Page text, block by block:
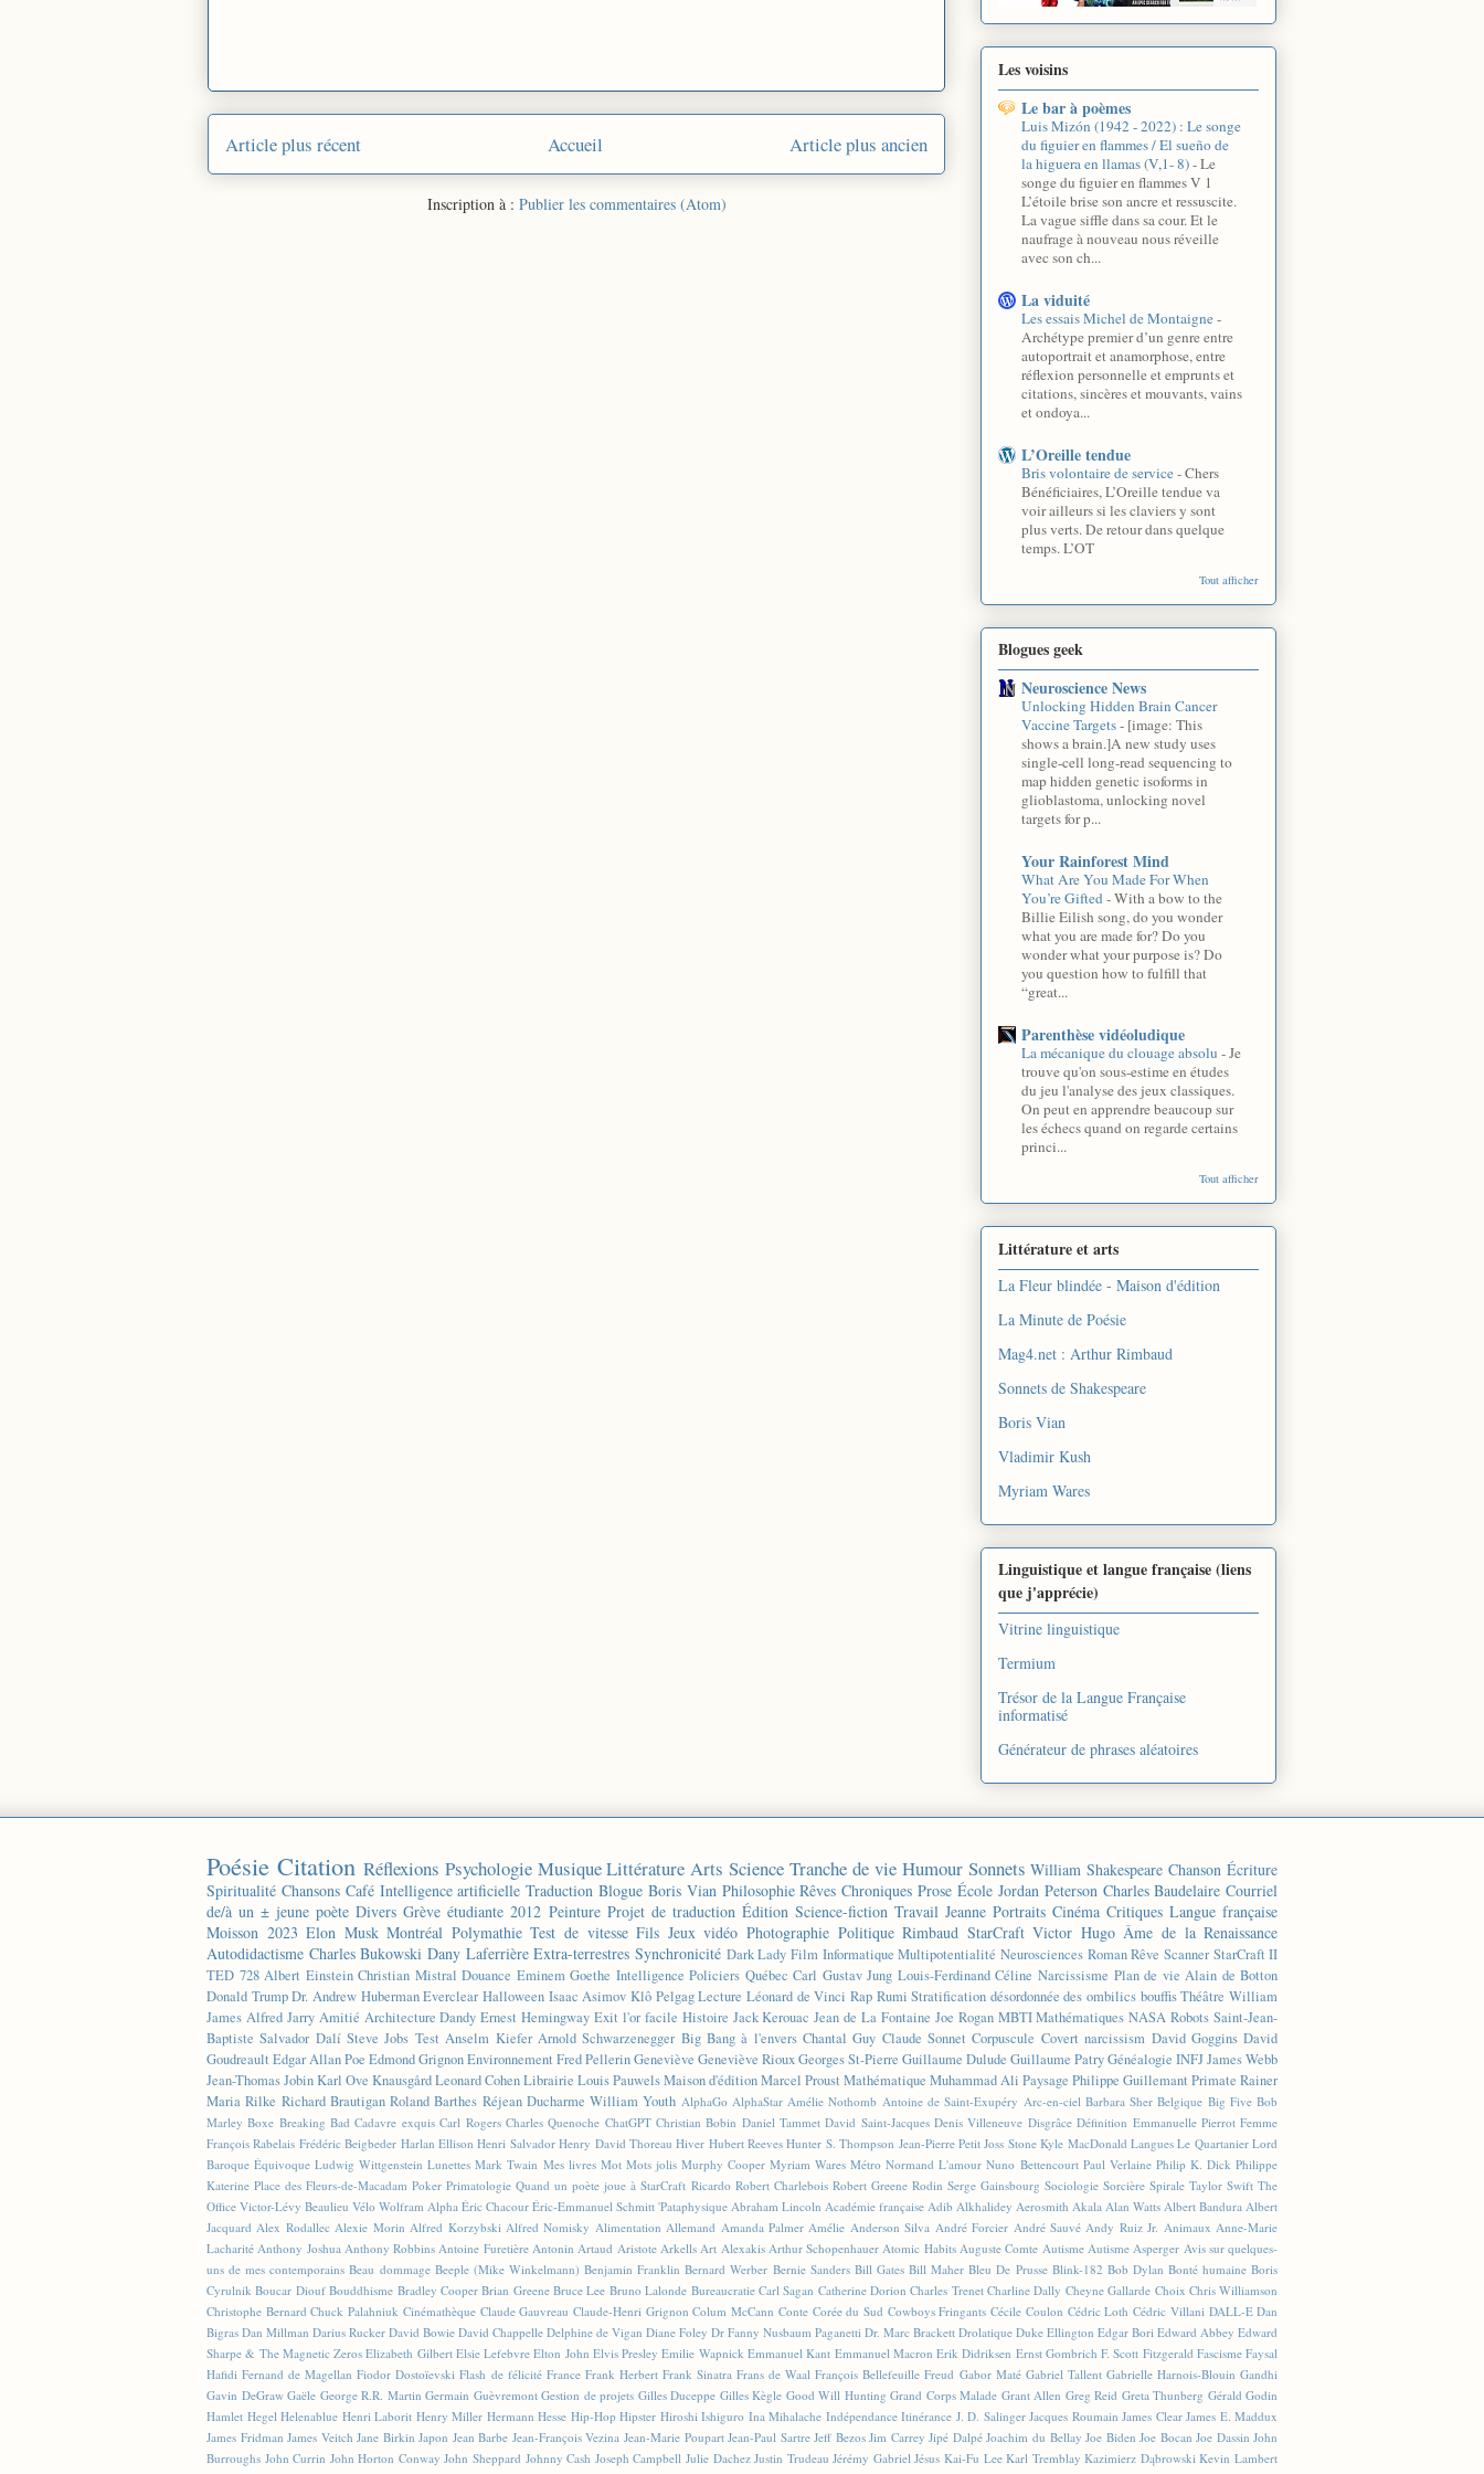
Article plus récent Article plus ancien
Accueil
Inscription à : Publier les commentaires (Atom)
Les voisins
Le bar à poèmes
Luis Mizón (1942 - 2022) : Le songe
du figuier en flammes / El sueño de
la higuera en llamas (V,1- 8)-Le
songe du figuier en flammes V 1
L’étoile brise son ancre et ressuscite.
La vague siffle dans sa cour. Et le
naufrage à nouveau nous réveille
avec son ch...
La viduité
Les essais Michel de Montaigne-
Archétype premier d’un genre entre
autoportrait et anamorphose, entre
réflexion personnelle et emprunts et
citations, sincères et mouvants, vains
et ondoya...
L’Oreille tendue
Bris volontaire de service-Chers
Bénéficiaires, L’Oreille tendue va
voir ailleurs si les claviers y sont
plus verts. De retour dans quelque
temps. L’OT
Tout afficher
Blogues geek
Neuroscience News
Unlocking Hidden Brain Cancer
Vaccine Targets- [image: This
shows a brain.]A new study uses
single-cell long-read sequencing to
map hidden genetic isoforms in
glioblastoma, unlocking novel
targets for p...
Your Rainforest Mind
What Are You Made For When
You’re Gifted-With a bow to the
Billie Eilish song, do you wonder
what you are made for? Do you
wonder what your purpose is? Do
you question how to fulfill that
“great...
Parenthèse vidéoludique
La mécanique du clouage absolu -Je
trouve qu'on sous-estime en études
du jeu l'analyse des jeux classiques.
On peut en apprendre beaucoup sur
les échecs quand on regarde certains
princi...
Tout afficher
Littérature et arts
La Fleur blindée - Maison d'édition
La Minute de Poésie
Mag4.net : Arthur Rimbaud
Sonnets de Shakespeare
Boris Vian
Vladimir Kush
Myriam Wares
Linguistique et langue française (liens
que j'apprécie)
Vitrine linguistique
Termium
Trésor de la Langue Française
informatisé
Générateur de phrases aléatoires
Poésie Citation Réflexions Psychologie Musique Littérature Arts Science Tranche de vie Humour Sonnets William Shakespeare Chanson Écriture
Spiritualité Chansons Café Intelligence artificielle Traduction Blogue Boris Vian Philosophie Rêves Chroniques Prose École Jordan Peterson Charles Baudelaire Courriel
de/à un ± jeune poète Divers Grève étudiante 2012 Peinture Projet de traduction Édition Science-fiction Travail Jeanne Portraits Cinéma Critiques Langue française
Moisson 2023 Elon Musk Montréal Polymathie Test de vitesse Fils Jeux vidéo Photographie Politique Rimbaud StarCraft Victor Hugo Âme de la Renaissance
Autodidactisme Charles Bukowski Dany Laferrière Extra-terrestres Synchronicité Dark Lady Film Informatique Multipotentialité Neurosciences Roman Rêve Scanner StarCraft II
TED 728 Albert Einstein Christian Mistral Douance Eminem Goethe Intelligence Policiers Québec Carl Gustav Jung Louis-Ferdinand Céline Narcissisme Plan de vie Alain de Botton
Donald Trump Dr. Andrew Huberman Everclear Halloween Isaac Asimov Klô Pelgag Lecture Léonard de Vinci Rap Rumi Stratification désordonnée des ombilics bouffis Théâtre William
James Alfred Jarry Amitié Architecture Dandy Ernest Hemingway Exit l'or facile Histoire Jack Kerouac Jean de La Fontaine Joe Rogan MBTI Mathématiques NASA Robots Saint-Jean-
Baptiste Salvador Dalí Steve Jobs Test Anselm Kiefer Arnold Schwarzenegger Big Bang à l'envers Chantal Guy Claude Sonnet Corpuscule Covert narcissism David Goggins David
Goudreault Edgar Allan Poe Edmond GrignonEnvironnement Fred PellerinGeneviève Geneviève RiouxGeorges St-Pierre Guillaume Dulude Guillaume PatryGénéalogie INFJJames Webb
Jean-Thomas JobinKarl Ove KnausgårdLeonard CohenLibrairie Louis PauwelsMaison d'éditionMarcel Proust Mathématique Muhammad Ali Paysage Philippe Guillemant Primate Rainer
Maria Rilke Richard Brautigan Roland Barthes Réjean Ducharme William Youth AlphaGo AlphaStar Amélie Nothomb Antoine de Saint-Exupéry Arc-en-ciel Barbara Sher Belgique Big Five Bob
Marley Boxe Breaking Bad Cadavre exquis Carl Rogers Charles Quenoche ChatGPT Christian Bobin Daniel Tammet David Saint-Jacques Denis Villeneuve Disgrâce Définition Emmanuelle Pierrot Femme
François Rabelais Frédéric Beigbeder Harlan Ellison Henri Salvador Henry David Thoreau Hiver Hubert Reeves Hunter S. Thompson Jean-Pierre Petit Joss Stone Kyle MacDonald Langues Le Quartanier Lord
Baroque Équivoque Ludwig Wittgenstein Lunettes Mark Twain Mes livres Mot Mots jolis Murphy Cooper Myriam Wares Métro Normand L'amour Nuno Bettencourt Paul Verlaine Philip K. Dick Philippe
Katerine Place des Fleurs-de-Macadam Poker Primatologie Quand un poète joue à StarCraft Ricardo Robert Charlebois Robert Greene Rodin Serge Gainsbourg Sociologie Sorcière Spirale Taylor Swift The
Office Victor-Lévy Beaulieu Vélo Wolfram Alpha Éric Chacour Éric-Emmanuel Schmitt 'Pataphysique Abraham Lincoln Académie française Adib Alkhalidey Aerosmith Akala Alan Watts Albert Bandura Albert
Jacquard Alex Rodallec Alexie Morin Alfred Korzybski Alfred Nomisky Alimentation Allemand Amanda Palmer Amélie Anderson Silva André Forcier André Sauvé Andy Ruiz Jr. Animaux Anne-Marie
Lacharité Anthony Joshua Anthony Robbins Antoine Furetière Antonin Artaud Aristote Arkells Art Alexakis Arthur Schopenhauer Atomic Habits Auguste Comte Autisme Autisme Asperger Avis sur quelques-
uns de mes contemporains Beau dommage Beeple (Mike Winkelmann) Benjamin Franklin Bernard Werber Bernie Sanders Bill Gates Bill Maher Bleu De Prusse Blink-182 Bob Dylan Bonté humaine Boris
Cyrulnik Boucar Diouf Bouddhisme Bradley Cooper Brian Greene Bruce Lee Bruno Lalonde Bureaucratie Carl Sagan Catherine Dorion Charles Trenet Charline Dally Cheyne Gallarde Choix Chris Williamson
Christophe Bernard Chuck Palahniuk Cinémathèque Claude Gauvreau Claude-Henri Grignon Colum McCann Conte Corée du Sud Cowboys Fringants Cécile Coulon Cédric Loth Cédric Villani DALL-E Dan
Bigras Dan Millman Darius Rucker David Bowie David Chappelle Delphine de Vigan Diane Foley Dr Fanny Nusbaum Paganetti Dr. Marc Brackett Drolatique Duke Ellington Edgar Bori Edward Abbey Edward
Sharpe & The Magnetic Zeros Elizabeth Gilbert Elsie Lefebvre Elton John Elvis Presley Emilie Wapnick Emmanuel Kant Emmanuel Macron Erik Didriksen Ernst Gombrich F. Scott Fitzgerald Fascisme Faysal
Hafidi Fernand de Magellan Fiodor Dostoïevski Flash de félicité France Frank Herbert Frank Sinatra Frans de Waal François Bellefeuille Freud Gabor Maté Gabriel Tallent Gabrielle Harnois-Blouin Gandhi
Gavin DeGraw Gaële George R.R. Martin Germain Guèvremont Gestion de projets Gilles Duceppe Gilles Kègle Good Will Hunting Grand Corps Malade Grant Allen Greg Reid Greta Thunberg Gérald Godin
Hamlet Hegel Helenablue Henri Laborit Henry Miller Hermann Hesse Hip-Hop Hipster Hiroshi Ishiguro Ina Mihalache Indépendance Itinérance J. D. Salinger Jacques Roumain James Clear James E. Maddux
James Fridman James Veitch Jane Birkin Japon Jean Barbe Jean-François Vezina Jean-Marie Poupart Jean-Paul Sartre Jeff Bezos Jim Carrey Jipé Dalpé Joachim du Bellay Joe Biden Joe Bocan Joe Dassin John
Burroughs John Currin John Horton Conway John Sheppard Johnny Cash Joseph Campbell Julie Dachez Justin Trudeau Jérémy Gabriel Jésus Kai-Fu Lee Karl Tremblay Kazimierz Dąbrowski Kevin Lambert